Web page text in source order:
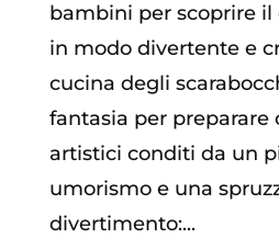
bambini per scoprire il
in modo divertente e
cucina degli
fantasia per preparare
artistici conditi da un
umorismo e una
divertimento:...